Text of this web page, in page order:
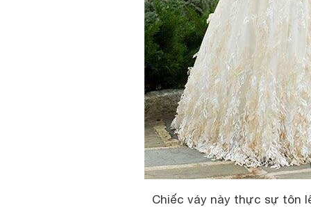
Chiếc váy này thực sự tôn